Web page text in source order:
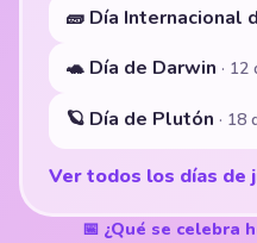
🧱 Día Internacional
🐢 Día de Darwin ·
🪐 Día de Plutón · 18
Ver todos los días de
📅 ¿Qué se celebra